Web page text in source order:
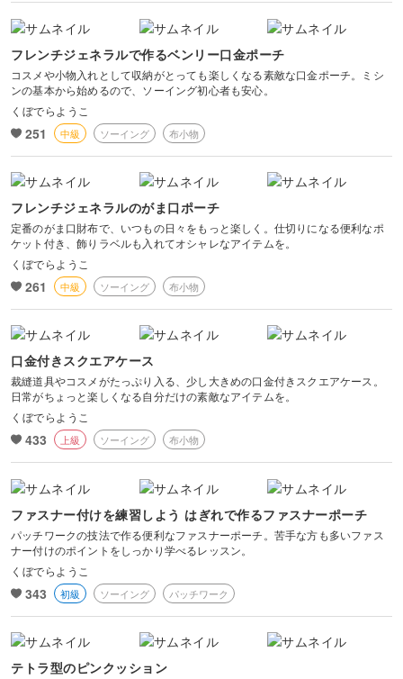
ヴォーグ学園・東京校、横浜校講師
ソーイング講座
「くぼでらようこの布物づくり」を担当中
著者本
「普段づかいのかわいいバッグ」
(日本ヴォーグ社)
「フレンチジェネラルの美しいバッグやポーチetc.」
(ブティック社)など
フレンチジェネラルで作るベンリー口金ポーチ
コスメや小物入れとして収納がとっても楽しくなる素敵な口金ポーチ。ミシ
ンの基本から始めるので、ソーイング初心者も安心。
くぼでらようこ
251 中級 ソーイング 布小物
フレンチジェネラルのがま口ポーチ
定番のがま口財布で、いつもの日々をもっと楽しく。仕切りになる便利なポ
ケット付き、飾りラベルも入れてオシャレなアイテムを。
くぼでらようこ
261 中級 ソーイング 布小物
口金付きスクエアケース
裁縫道具やコスメがたっぷり入る、少し大きめの口金付きスクエアケース。
日常がちょっと楽しくなる自分だけの素敵なアイテムを。
くぼでらようこ
433 上級 ソーイング 布小物
ファスナー付けを練習しよう はぎれで作るファスナーポーチ
パッチワークの技法で作る便利なファスナーポーチ。苦手な方も多いファス
ナー付けのポイントをしっかり学べるレッスン。
くぼでらようこ
343 初級 ソーイング パッチワーク
テトラ型のピンクッション